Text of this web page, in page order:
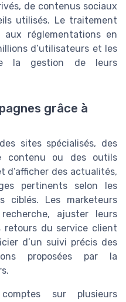
de contenus sociaux
utilisés. Le traitement
réglementations en
d’utilisateurs et les
la gestion de leurs
grâce à
sites spécialisés, des
contenu ou des outils
d’afficher des actualités,
pertinents selon les
ciblés. Les marketeurs
ajuster leurs
retours du service client
d’un suivi précis des
proposées par la
sur plusieurs